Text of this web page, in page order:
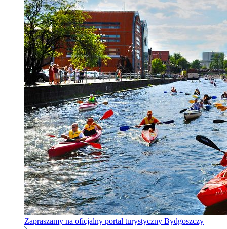
Zapraszamy na oficjalny portal turystyczny Bydgoszczy